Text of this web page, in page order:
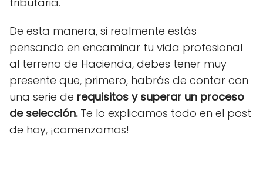
De esta manera, si realmente estás
pensando en encaminar tu vida profesional
al terreno de Hacienda, debes tener muy
presente que, primero, habrás de contar con
una serie de requisitos y superar un proceso
de selección.Te lo explicamos todo en el post
de hoy, ¡comenzamos!